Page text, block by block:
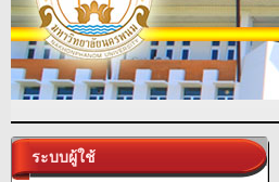
ระบบผู้ใช้